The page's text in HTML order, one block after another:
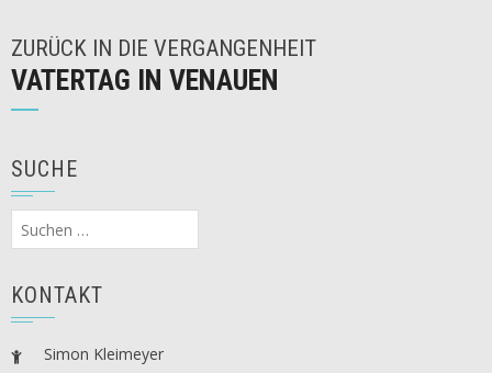
ZURÜCK IN DIE VERGANGENHEIT
VATERTAG IN VENAUEN
SUCHE
Suchen
nach:
KONTAKT
Simon Kleimeyer